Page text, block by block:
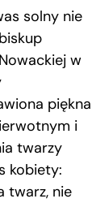
solny nie
w
piękna
i
twarzy
kobiety:
twarz, nie